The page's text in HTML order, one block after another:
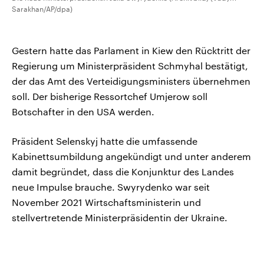
Sarakhan/AP/dpa)
Gestern hatte das Parlament in Kiew den Rücktritt der
Regierung um Ministerpräsident Schmyhal bestätigt,
der das Amt des Verteidigungsministers übernehmen
soll. Der bisherige Ressortchef Umjerow soll
Botschafter in den USA werden.
Präsident Selenskyj hatte die umfassende
Kabinettsumbildung angekündigt und unter anderem
damit begründet, dass die Konjunktur des Landes
neue Impulse brauche. Swyrydenko war seit
November 2021 Wirtschaftsministerin und
stellvertretende Ministerpräsidentin der Ukraine.